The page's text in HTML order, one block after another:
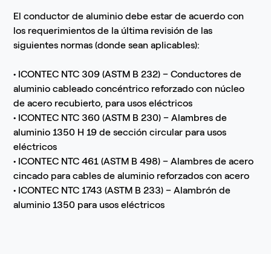
El conductor de aluminio debe estar de acuerdo con
los requerimientos de la última revisión de las
siguientes normas (donde sean aplicables):
• ICONTEC NTC 309 (ASTM B 232) – Conductores de
aluminio cableado concéntrico reforzado con núcleo
de acero recubierto, para usos eléctricos
• ICONTEC NTC 360 (ASTM B 230) – Alambres de
aluminio 1350 H 19 de sección circular para usos
eléctricos
• ICONTEC NTC 461 (ASTM B 498) – Alambres de acero
cincado para cables de aluminio reforzados con acero
• ICONTEC NTC 1743 (ASTM B 233) – Alambrón de
aluminio 1350 para usos eléctricos